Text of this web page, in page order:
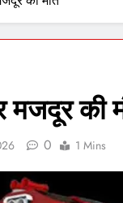
की
0 1 Mins